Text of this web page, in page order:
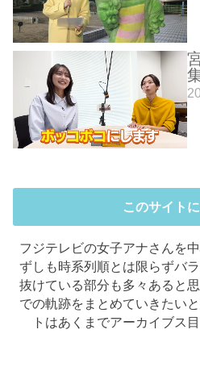
このサイト
フジテレビの女子アナさんを
ずしも時系列順とは限らずバ
抜けている部分も多々あると
での軌跡をまとめていきたい
トはあくまでアーカイブス